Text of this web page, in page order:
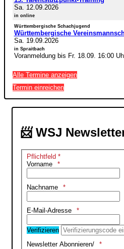
Sa. 12.09.2026
in online
Württembergische Schachjugend
Württembergische
Sa. 19.09.2026
in Spraitbach
Voranmeldung bis Fr. 18.09. 16:00
Alle Termine anzeigen
Termin einreichen
📨 WSJ
Pflichtfeld *
Vorname
Nachname
E-Mail-Adresse
Verifizieren
Newsletter Abonnieren/